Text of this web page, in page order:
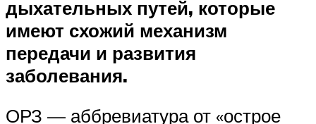
дыхательных путей, которые
имеют схожий механизм
передачи и развития
заболевания.
ОРЗ — аббревиатура от «острое